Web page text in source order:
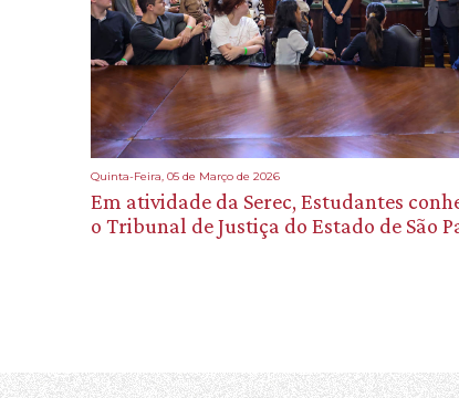
Quinta-Feira, 05 de Março de 2026
Em atividade da Serec, Estudantes
o Tribunal de Justiça do Estado de São